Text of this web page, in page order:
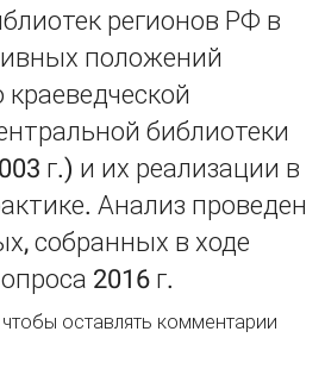
регионов РФ в
положений
краеведческой
библиотеки
г.) и их реализации в
Анализ проведен
собранных в ходе
2016 г.
деятельность центральных
чтобы оставлять комментарии